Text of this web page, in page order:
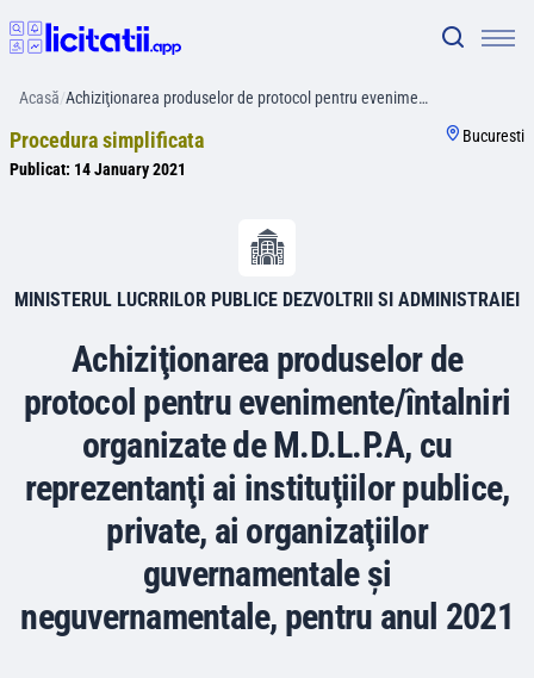
Acasă/Achiziţionarea produselor de protocol pentru evenime…
Procedura simplificata
Publicat: 14 January 2021
Bucuresti
MINISTERUL LUCRRILOR PUBLICE DEZVOLTRII SI ADMINISTRAIEI
Achiziţionarea produselor de
protocol pentru evenimente/întalniri
organizate de M.D.L.P.A, cu
reprezentanţi ai instituţiilor publice,
private, ai organizaţiilor
guvernamentale şi
neguvernamentale, pentru anul 2021